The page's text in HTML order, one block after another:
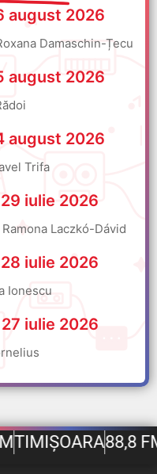
august 2026
Damaschin-Țecu
august 2026
august 2026
Trifa
iulie 2026
Laczkó-Dávid
iulie 2026
Ionescu
iulie 2026
TIMIȘOARA88,8 FM